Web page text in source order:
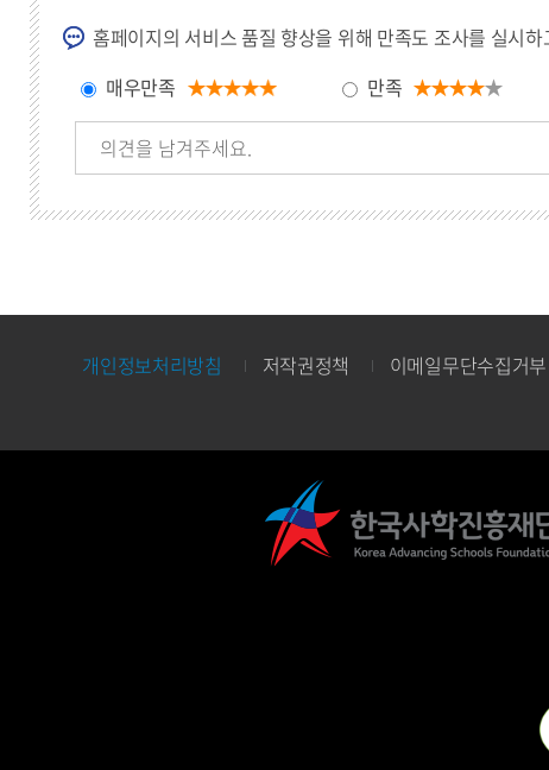
홈페이지의 서비스 품질 향상을 위해 만족도 조사를 실시
매우만족
만족
개인정보처리방침 저작권정책 이메일무단수집거부